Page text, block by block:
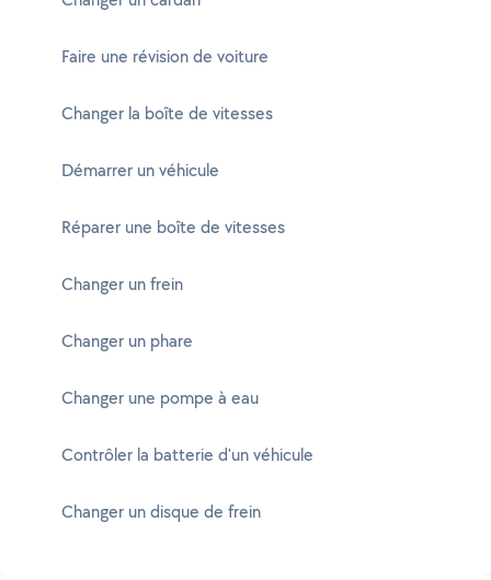
Faire une révision de voiture
Changer la boîte de vitesses
Démarrer un véhicule
Réparer une boîte de vitesses
Changer un frein
Changer un phare
Changer une pompe à eau
Contrôler la batterie d'un véhicule
Changer un disque de frein